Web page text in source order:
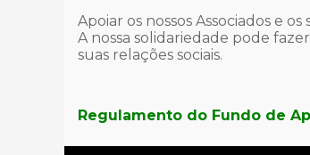
Apoiar os nossos Associados e
A nossa solidariedade pode
suas relações sociais.
Regulamento do Fundo de